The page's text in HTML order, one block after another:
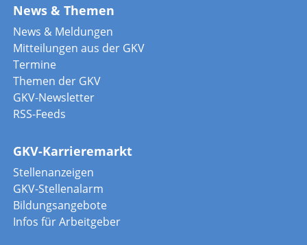
News & Themen
News & Meldungen
Mitteilungen aus der GKV
Termine
Themen der GKV
GKV-Newsletter
RSS-Feeds
GKV-Karrieremarkt
Stellenanzeigen
GKV-Stellenalarm
Bildungsangebote
Infos für Arbeitgeber